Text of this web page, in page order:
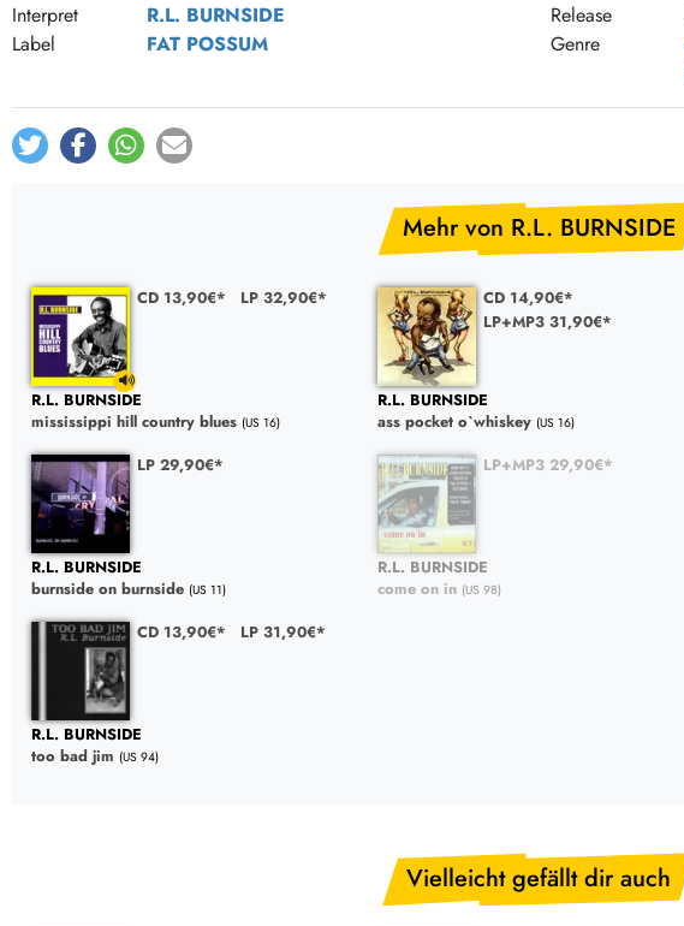
Interpret R.L. BURNSIDE Release
Label
FAT POSSUM Genre
Mehr von R.L. BURNSIDE
CD 13,90€* LP 32,90€*
R.L. BURNSIDE
mississippi hill country blues (US 16)
CD 14,90€*
LP+MP3 31,90€*
R.L. BURNSIDE
ass pocket o`whiskey (US 16)
LP 29,90€*
R.L. BURNSIDE
burnside on burnside (US 11)
LP+MP3 29,90€*
R.L. BURNSIDE
come on in (US 98)
CD 13,90€* LP 31,90€*
R.L. BURNSIDE
too bad jim (US 94)
Vielleicht gefällt dir auch